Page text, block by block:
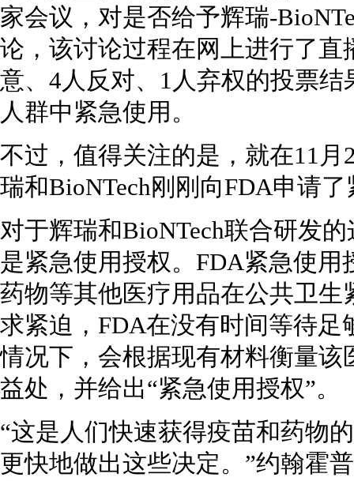
家会议，对是否给予辉瑞-
论，该讨论过程在网上进行了直
意、4人反对、1人弃权的投票
人群中紧急使用。
不过，值得关注的是，就在11
瑞和BioNTech刚刚向FDA申请
对于辉瑞和BioNTech联合研发
是紧急使用授权。FDA紧急使
药物等其他医疗用品在公共卫
求紧迫，FDA在没有时间等待
情况下，会根据现有材料衡量
益处，并给出“紧急使用授权”。
“这是人们快速获得疫苗和药物
更快地做出这些决定。”约翰霍